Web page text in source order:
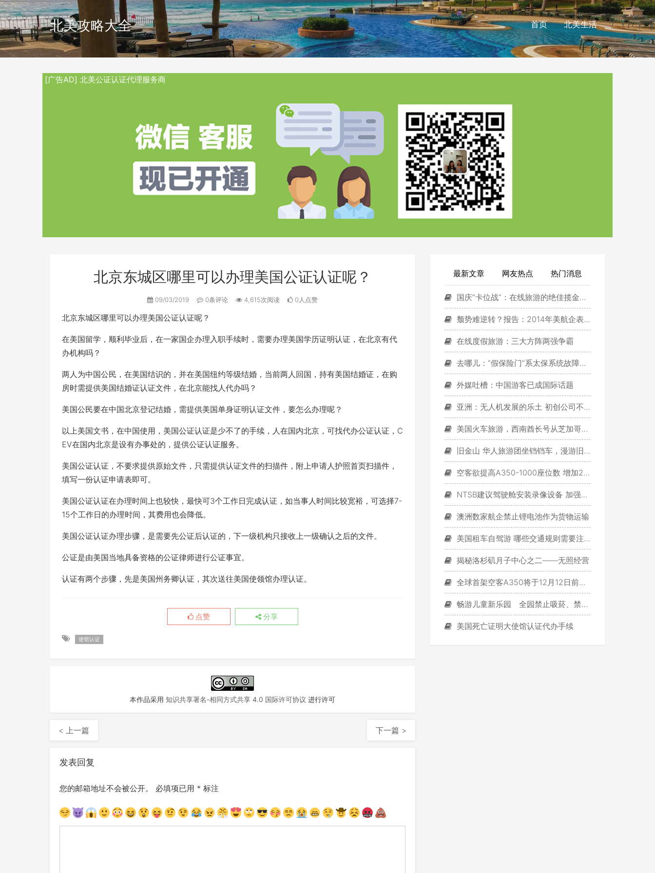
北美攻略大全 首页 北美生活
[广告AD] 北美公证认证代理服务商
北京东城区哪里可以办理美国公证认证呢？
09/03/2019 0条评论 4,615次阅读 0人点赞
北京东城区哪里可以办理美国公证认证呢？
在美国留学，顺利毕业后，在一家国企办理入职手续时，需要办理美国学历证明认证，在北京有代
办机构吗？
两人为中国公民，在美国结识的，并在美国纽约等级结婚，当前两人回国，持有美国结婚证，在购
房时需提供美国结婚证认证文件，在北京能找人代办吗？
美国公民要在中国北京登记结婚，需提供美国单身证明认证文件，要怎么办理呢？
以上美国文书，在中国使用，美国公证认证是少不了的手续，人在国内北京，可找代办公证认证，C
EV在国内北京是设有办事处的，提供公证认证服务。
美国公证认证，不要求提供原始文件，只需提供认证文件的扫描件，附上申请人护照首页扫描件，
填写一份认证申请表即可。
美国公证认证在办理时间上也较快，最快可3个工作日完成认证，如当事人时间比较宽裕，可选择7-
15个工作日的办理时间，其费用也会降低。
美国公证认证办理步骤，是需要先公证后认证的，下一级机构只接收上一级确认之后的文件。
公证是由美国当地具备资格的公证律师进行公证事宜。
认证有两个步骤，先是美国州务卿认证，其次送往美国使领馆办理认证。
点赞 分享
使馆认证
本作品采用 知识共享署名-相同方式共享 4.0 国际许可协议 进行许可
< 上一篇 下一篇 >
发表回复
您的邮箱地址不会被公开。 必填项已用 * 标注
最新文章 网友热点 热门消息
国庆“卡位战”：在线旅游的绝佳揽金机会
颓势难逆转？报告：2014年美航企表现更差
在线度假旅游：三大方阵两强争霸
去哪儿：“假保险门”系太保系统故障所致
外媒吐槽：中国游客已成国际话题
亚洲：无人机发展的乐土 初创公司不断涌现
美国火车旅游，西南酋长号从芝加哥开始
旧金山 华人旅游团坐铛铛车，漫游旧金山
空客欲提高A350-1000座位数 增加20个座椅
NTSB建议驾驶舱安装录像设备 加强航班追踪
澳洲数家航企禁止锂电池作为货物运输
美国租车自驾游 哪些交通规则需要注意？
揭秘洛杉矶月子中心之二——无照经营
全球首架空客A350将于12月12日前后交付
畅游儿童新乐园 全园禁止吸菸、禁止携带宠物
美国死亡证明大使馆认证代办手续